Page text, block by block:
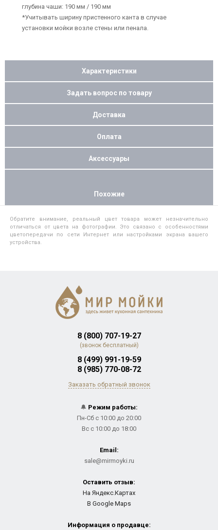
глубина чаши: 190 мм / 190 мм
*Учитывать ширину пристенного канта в случае
установки мойки возле стены или пенала.
Характеристики
Задать вопрос по товару
Доставка
Оплата
Аксессуары
Похожие
Обратите внимание, реальный цвет товара может незначительно
отличаться от цвета на фотографии. Это связано с особенностями
цветопередачи по сети Интернет или настройками экрана вашего
устройства.
8 (800) 707-19-27
(звонок бесплатный)
8 (499) 991-19-59
8 (985) 770-08-72
Заказать обратный звонок
🔔 Режим работы:
Пн-Сб с 10:00 до 20:00
Вс с 10:00 до 18:00
Email:
sale@mirmoyki.ru
Оставить отзыв:
На Яндекс.Картах
В Google Maps
Информация о продавце: